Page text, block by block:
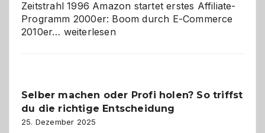
Zeitstrahl 1996 Amazon startet erstes Affiliate-
Programm 2000er: Boom durch E-Commerce
2010er… Affiliate-
Herausforderungen
und
Zukunft
weiterlesen
Selber machen oder Profi holen? So triffst
du die richtige Entscheidung
25. Dezember 2025